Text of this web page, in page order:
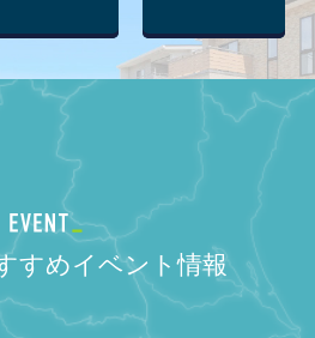
すめイベント情報